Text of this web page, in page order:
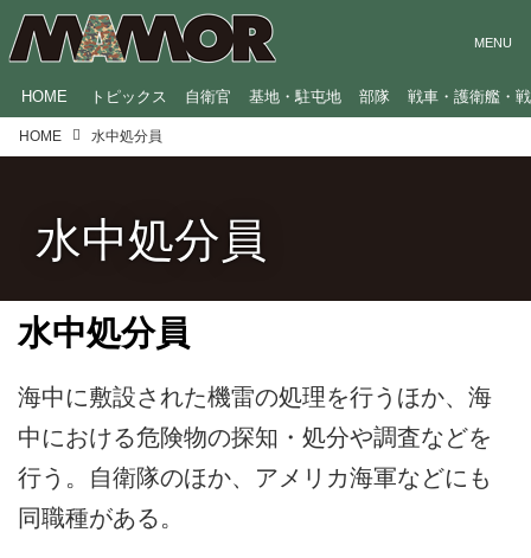
HOME トピックス 自衛官 基地・駐屯地 部隊 戦車・護衛艦・
HOME 水中処分員
水中処分員
水中処分員
海中に敷設された機雷の処理を行うほか、海
中における危険物の探知・処分や調査などを
行う。自衛隊のほか、アメリカ海軍などにも
同職種がある。